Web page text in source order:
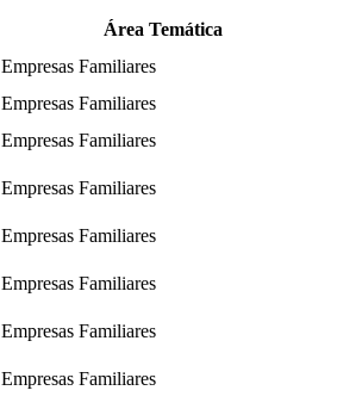
Estrategia Organizacional
Estrategia Organizacional
Estrategia Organizacional
Estrategia Organizacional
Estrategia Organizacional
Análisis Transdisciplinar de Cadenas de
Valor y Oportunidades Globales
Área Temática
Empresas Familiares
Empresas Familiares
Empresas Familiares
Empresas Familiares
Empresas Familiares
Empresas Familiares
Empresas Familiares
Empresas Familiares